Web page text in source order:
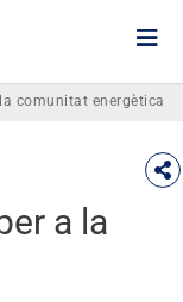
comunitat energètica
a la